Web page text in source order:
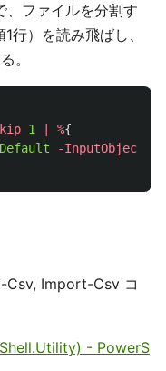
、ファイルを分割す
行）を読み飛ばし、
。
1 %{
Default -InputObject
Csv, Import-Csv コ
- PowerS